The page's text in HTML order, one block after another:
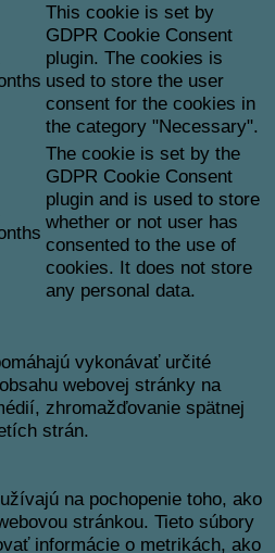
This cookie is set by
GDPR Cookie Consent
plugin. The cookies is
used to store the user
consent for the cookies in
the category "Necessary".
The cookie is set by the
GDPR Cookie Consent
plugin and is used to store
whether or not user has
consented to the use of
cookies. It does not store
any personal data.
vykonávať určité
webovej stránky na
zhromažďovanie spätnej
strán.
na pochopenie toho, ako
stránkou. Tieto súbory
informácie o metrikách, ako